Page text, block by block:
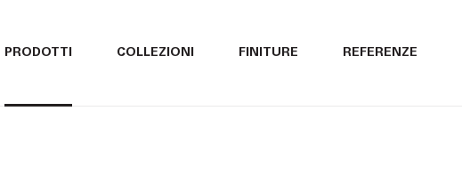
PRODOTTI COLLEZIONI FINITURE REFERENZE
ITALIANO
ITALIANO